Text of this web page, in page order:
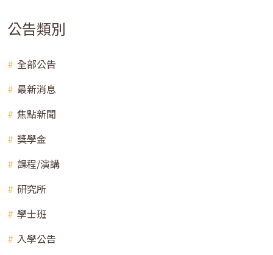
公告類別
全部公告
最新消息
焦點新聞
獎學金
課程/演講
研究所
學士班
入學公告